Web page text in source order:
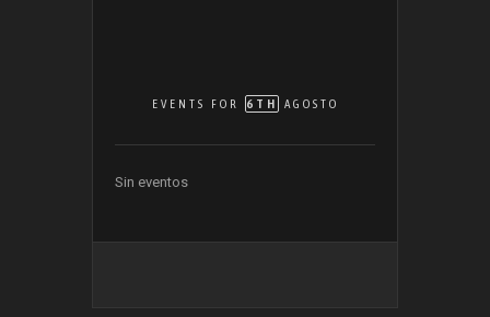
EVENTS FOR 6TH AGOSTO
Sin eventos